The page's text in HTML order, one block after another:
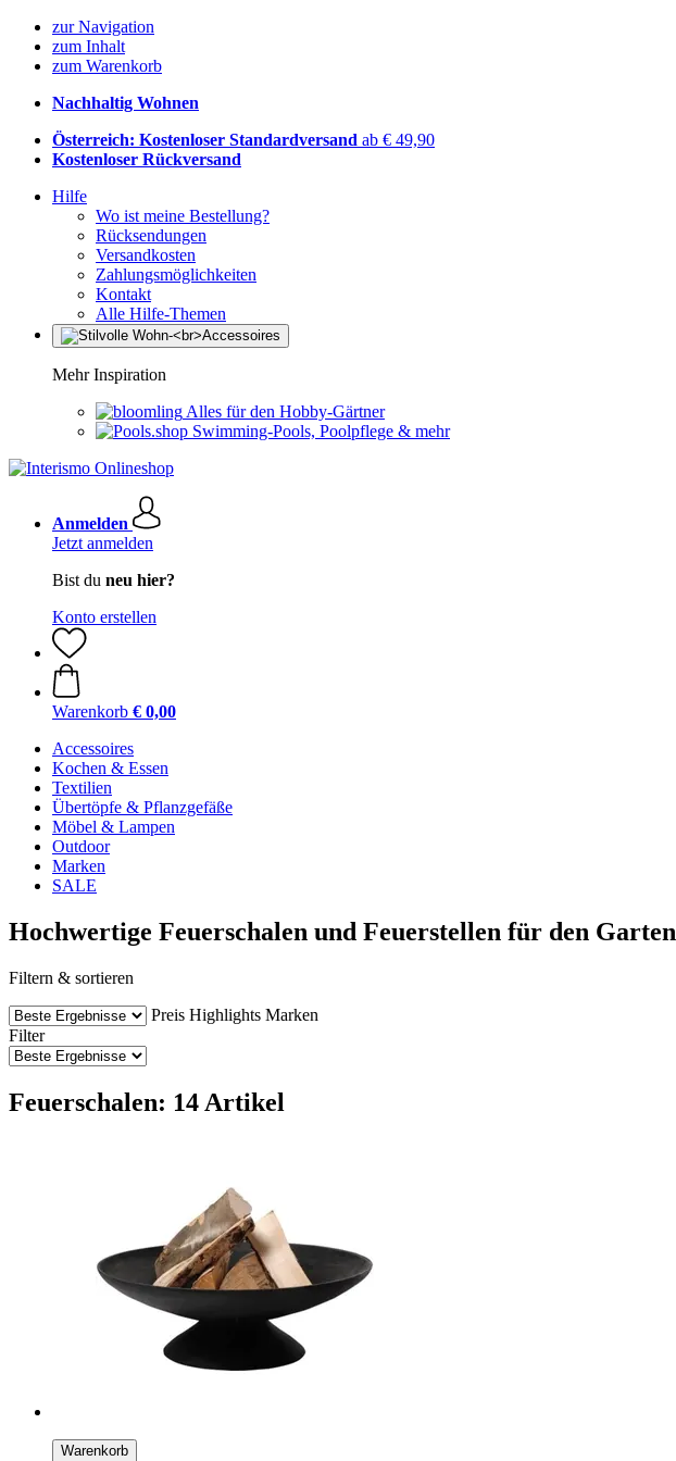
zur Navigation
zum Inhalt
zum Warenkorb
Nachhaltig Wohnen
Österreich: Kostenloser Standardversand ab € 49,90
Kostenloser Rückversand
Hilfe
Wo ist meine Bestellung?
Rücksendungen
Versandkosten
Zahlungsmöglichkeiten
Kontakt
Alle Hilfe-Themen
Mehr Inspiration
Alles für den Hobby-Gärtner
Swimming-Pools, Poolpflege & mehr
Anmelden
Jetzt anmelden
Bist du neu hier?
Konto erstellen
Warenkorb € 0,00
Accessoires
Kochen & Essen
Textilien
Übertöpfe & Pflanzgefäße
Möbel & Lampen
Outdoor
Marken
SALE
Hochwertige Feuerschalen und Feuerstellen für den Garten
Filtern & sortieren
Preis Highlights Marken
Filter
Feuerschalen: 14 Artikel
Warenkorb